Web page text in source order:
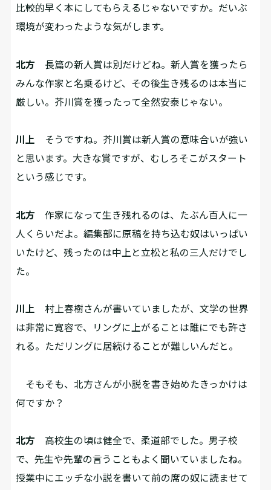
比較的早く本にしてもらえるじゃないですか。だいぶ
環境が変わったような気がします。
北方 長篇の新人賞は別だけどね。新人賞を獲ったら
みんな作家と名乗るけど、その後生き残るのは本当に
厳しい。芥川賞を獲ったって全然安泰じゃない。
川上
そうですね。芥川賞は新人賞の意味合いが強い
と思います。大きな賞ですが、むしろそこがスタート
という感じです。
北方 作家になって生き残れるのは、たぶん百人に一
人くらいだよ。編集部に原稿を持ち込む奴はいっぱい
いたけど、残ったのは中上と立松と私の三人だけでし
た。
川上
村上春樹さんが書いていましたが、文学の世界
は非常に寛容で、リングに上がることは誰にでも許さ
れる。ただリングに居続けることが難しいんだと。
そもそも、北方さんが小説を書き始めたきっかけは
何ですか？
北方 高校生の頃は健全で、柔道部でした。男子校
で、先生や先輩の言うこともよく聞いていましたね。
授業中にエッチな小説を書いて前の席の奴に読ませて